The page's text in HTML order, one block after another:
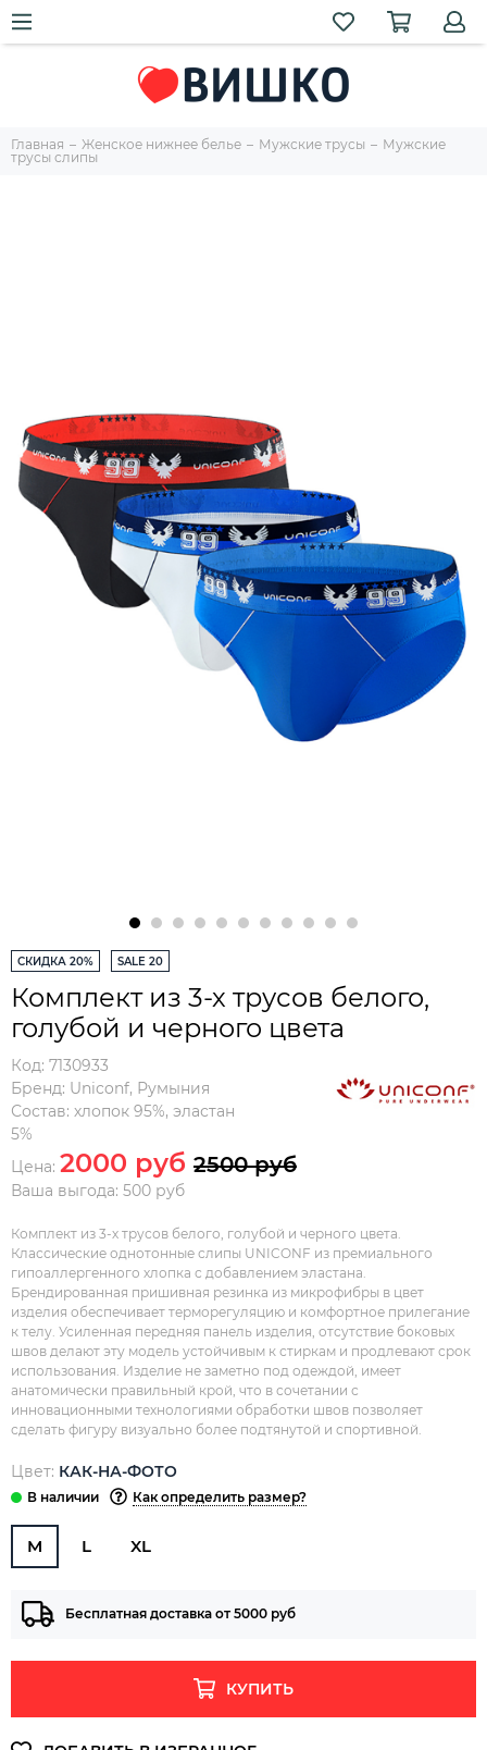
Главная Женское нижнее белье Мужские трусы
Мужские
трусы слипы
СКИДКА 20% SALE 20
Комплект из 3-х трусов белого,
голубой и черного цвета
Код: 7130933
Бренд: Uniconf, Румыния
Состав: хлопок 95%, эластан
5%
Цена: 2000 руб 2500 руб
Ваша выгода: 500 руб
Комплект из 3-х трусов белого, голубой и черного цвета.
Классические однотонные слипы UNICONF из премиального
гипоаллергенного хлопка с добавлением эластана.
Брендированная пришивная резинка из микрофибры в цвет
изделия обеспечивает терморегуляцию и комфортное прилегание
к телу. Усиленная передняя панель изделия, отсутствие боковых
швов делают эту модель устойчивым к стиркам и продлевают срок
использования. Изделие не заметно под одеждой, имеет
анатомически правильный крой, что в сочетании с
инновационными технологиями обработки швов позволяет
сделать фигуру визуально более подтянутой и спортивной.
Цвет: КАК-НА-ФОТО
Как определить размер?
M L XL
Бесплатная доставка от 5000 руб
КУПИТЬ